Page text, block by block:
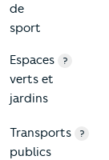
de
sport
Espaces
verts et
jardins
?
Transports
publics
?